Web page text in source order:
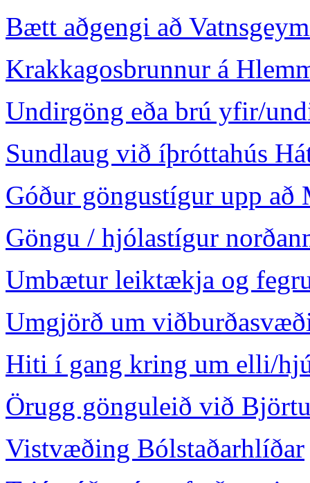
Bætt aðgengi að
Krakkagosbrunnur á
Undirgöng eða brú yfir/
Sundlaug við íþróttahús
Góður göngustígur upp
Göngu / hjólastígur
Umbætur leiktækja og
Umgjörð um
Hiti í gang kring um elli/
Örugg gönguleið við
Vistvæðing Bólstaðarhlíðar